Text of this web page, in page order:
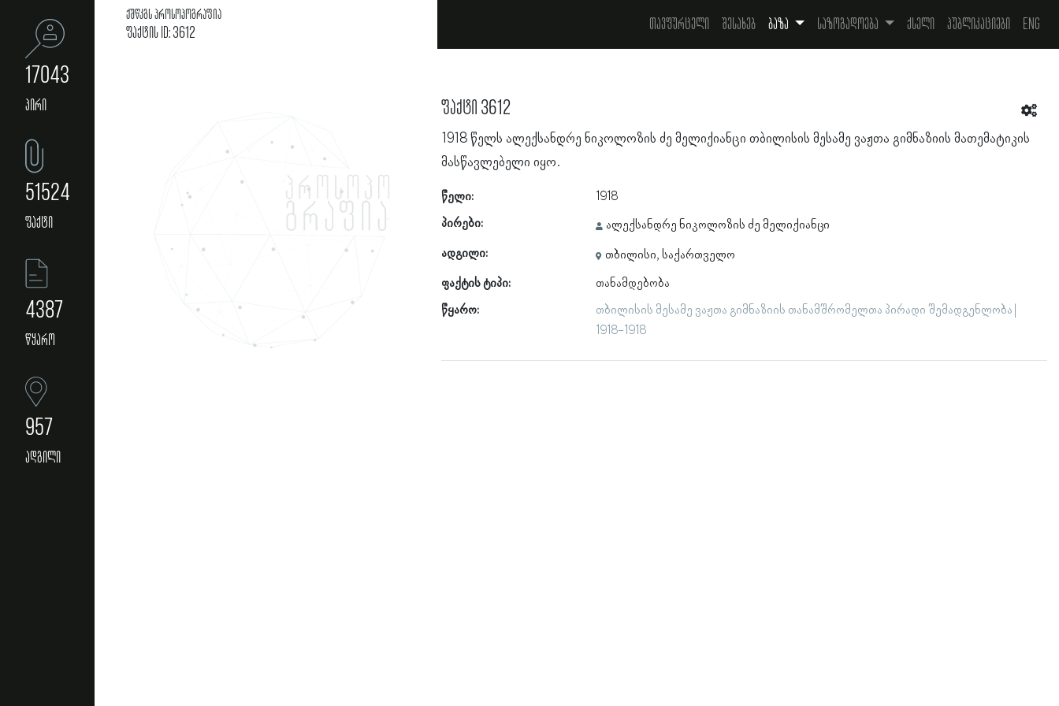
17043
პირი
51524
ფაქტი
4387
წყარო
957
ადგილი
ქშწკგს პროსოპოგრაფია
ფაქტის ID: 3612 თავფურცელი შესახებ ბაზა საზოგადოება ქსელი პუბლიკაციები Eng
ფაქტი 3612
1918 წელს ალექსანდრე ნიკოლოზის ძე მელიქიანცი თბილისის მესამე ვაჟთა გიმნაზიის მათემატიკის
მასწავლებელი იყო.
წელი:
1918
პირები:
ალექსანდრე ნიკოლოზის ძე მელიქიანცი
ადგილი:
თბილისი, საქართველო
ფაქტის ტიპი:
თანამდებობა
წყარო:
თბილისის მესამე ვაჟთა გიმნაზიის თანამშრომელთა პირადი შემადგენლობა |
1918-1918